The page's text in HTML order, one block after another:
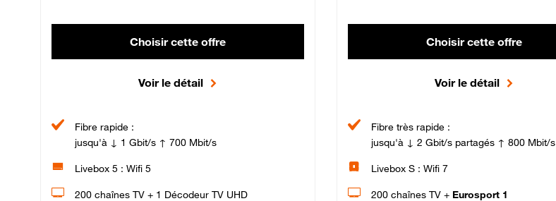
Choisir cette offre
Voir le détail
Fibre rapide :
jusqu'à ↓ 1 Gbit/s ↑ 700 Mbit/s
Livebox 5 : Wifi 5
200 chaînes TV + 1 Décodeur TV UHD
Choisir cette offre
Voir le détail
Fibre très rapide :
jusqu'à ↓ 2 Gbit/s partagés ↑ 800 Mbit/s
Livebox S : Wifi 7
200 chaînes TV + Eurosport 1